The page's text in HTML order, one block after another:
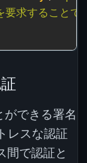
要求することで
ができる署名
レスな認証
間で認証と